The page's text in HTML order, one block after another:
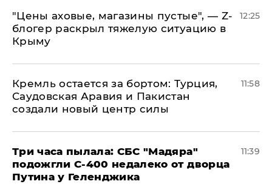
​"Цены аховые, магазины пустые", — Z-
блогер раскрыл тяжелую ситуацию в
Крыму
12:25
​Кремль остается за бортом: Турция,
Саудовская Аравия и Пакистан
создали новый центр силы
11:58
Три часа пылала: СБС "Мадяра"
подожгли С-400 недалеко от дворца
Путина у Геленджика
11:39